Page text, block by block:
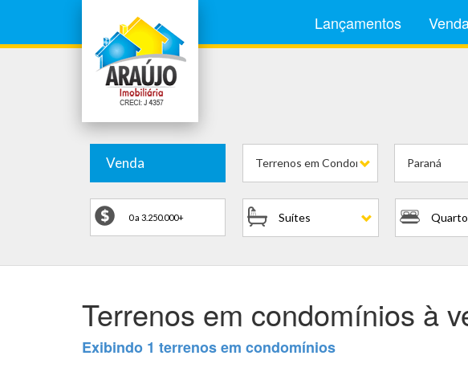
Lançamentos
Venda Terrenos em Condomínios Paraná
Suítes
Terrenos em condomínios à
Exibindo 1 terrenos em condomínios